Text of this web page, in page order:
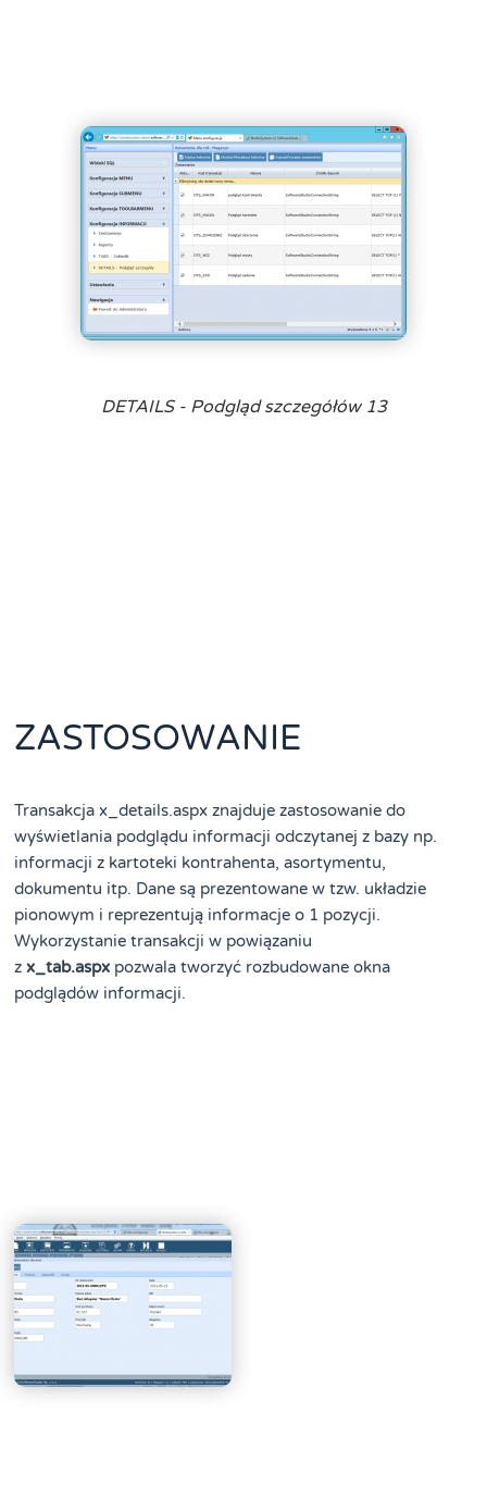
DETAILS - Podgląd szczegółów 13
ZASTOSOWANIE
Transakcja x_details.aspx znajduje zastosowanie do
wyświetlania podglądu informacji odczytanej z bazy np.
informacji z kartoteki kontrahenta, asortymentu,
dokumentu itp. Dane są prezentowane w tzw. układzie
pionowym i reprezentują informacje o 1 pozycji.
Wykorzystanie transakcji w powiązaniu
zx_tab.aspx pozwala tworzyć rozbudowane okna
podglądów informacji.